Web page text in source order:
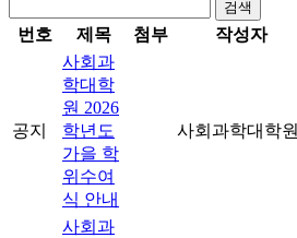
검색
번호 제목 첨부 작성자
공지
사회과
학대학
원 2026
학년도
가을 학
위수여
식 안내
사회과학대학원
사회과